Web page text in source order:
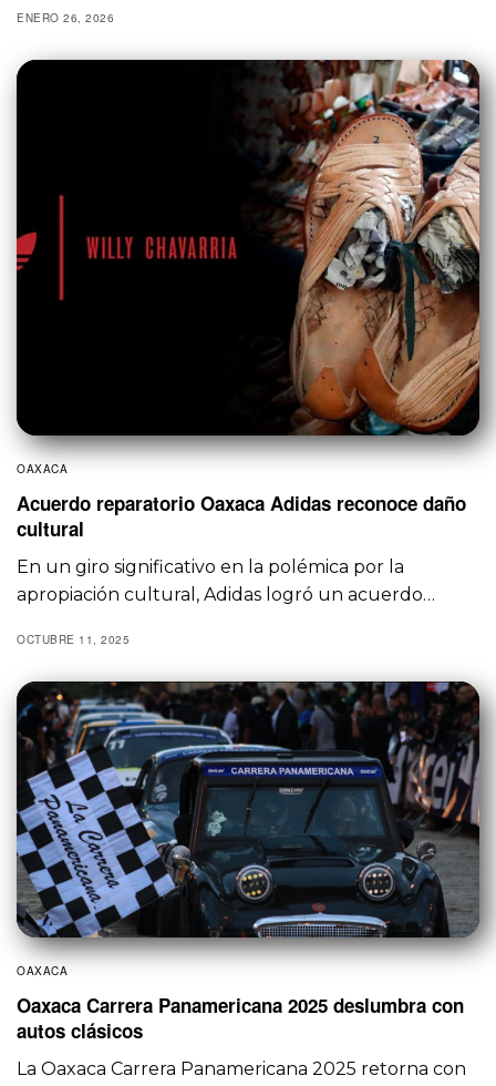
ENERO 26, 2026
OAXACA
Acuerdo reparatorio Oaxaca Adidas reconoce daño
cultural
En un giro significativo en la polémica por la
apropiación cultural, Adidas logró un acuerdo…
OCTUBRE 11, 2025
OAXACA
Oaxaca Carrera Panamericana 2025 deslumbra con
autos clásicos
La Oaxaca Carrera Panamericana 2025 retorna con